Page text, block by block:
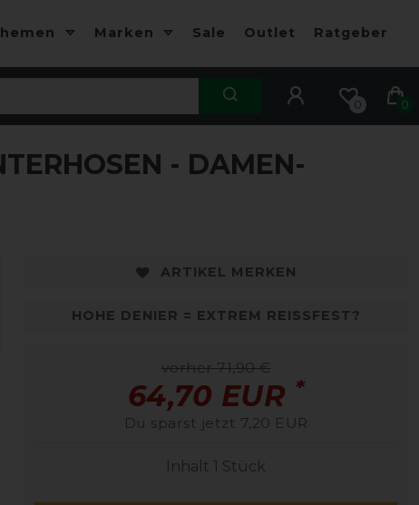
Marken Sale Outlet Ratgeber
0 0
- DAMEN-
ARTIKEL MERKEN
HOHE DENIER = EXTREM REISSFEST?
vorher 71,90 €
64,70 EUR *
Du sparst jetzt 7,20 EUR
Inhalt 1 Stück